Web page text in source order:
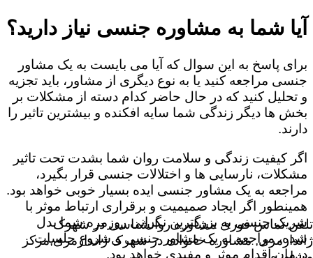
آیا شما به مشاوره جنسی نیاز دارید؟
برای پاسخ به این سوال که آیا می بایست به یک مشاور
جنسی مراجعه کنید یا به نوع دیگری از مشاور، باید تجزیه
و تحلیل کنید که در حال حاضر کدام دسته از مشکلات بر
بخش ها دیگر زندگی شما سایه افکنده و بیشترین تاثیر را
دارند.
اگر کیفیت زندگی و سلامت روان شما بشدت تحت تاثیر
مشکلات، نارسایی ها و اختلالات جنسی قرار بگیرد،
مراجعه به یک مشاور جنسی ایده بسیار خوبی خواهد بود.
همینطور اگر ایجاد صمیمیت و برقراری ارتباط موثر با
شریک جنسی به بزرگترین نگرانی روزمره شما بدل
شده، مراجعه به یک مشاور جنسی و شروع جلسات
درمان اقدام موثر و مفیدی خواهد بود.
تلفن تماس فوری مشاوره روانشناسی در شهرک
ژاندارمری, مشاوره خانواده در شهرک ژاندارمری,مرکز